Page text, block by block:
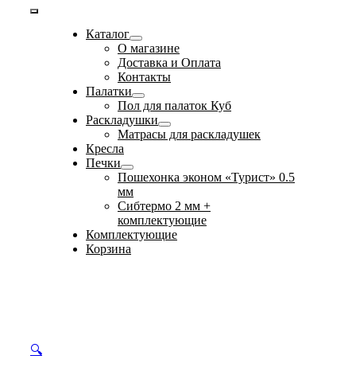
Toggle
Navigation
Каталог
О магазине
Доставка и Оплата
Контакты
Палатки
Пол для палаток Куб
Раскладушки
Матрасы для раскладушек
Кресла
Печки
Пошехонка эконом «Турист» 0.5
мм
Сибтермо 2 мм +
комплектующие
Комплектующие
Корзина
🔍